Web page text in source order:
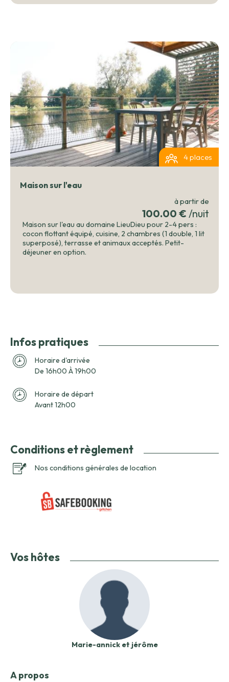
4 places
Maison sur l'eau
à partir de
100.00 € /nuit
Maison sur l'eau au domaine LieuDieu pour 2-4 pers :
cocon flottant équipé, cuisine, 2 chambres (1 double, 1 lit
superposé), terrasse et animaux acceptés. Petit-
déjeuner en option.
Infos pratiques
Horaire d'arrivée
De 16h00 À 19h00
Horaire de départ
Avant 12h00
Conditions et règlement
Nos conditions générales de location
Vos hôtes
Marie-annick et jérôme
A propos